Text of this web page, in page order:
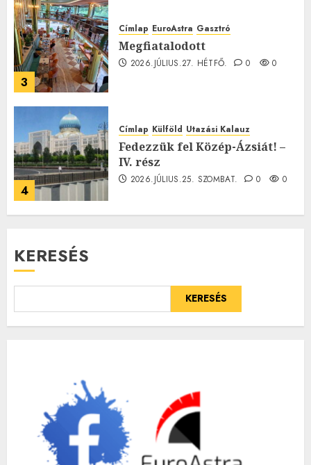
3
Címlap EuroAstra Gasztró
Megfiatalodott
2026.JÚLIUS.27. HÉTFŐ. 0 0
4
Címlap Külföld Utazási Kalauz
Fedezzük fel Közép-Ázsiát! –
IV. rész
2026.JÚLIUS.25. SZOMBAT. 0 0
KERESÉS
KERESÉS